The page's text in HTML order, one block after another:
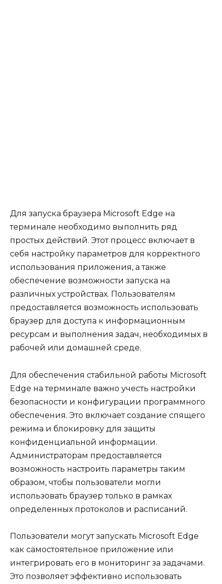
Для запуска браузера Microsoft Edge на
терминале необходимо выполнить ряд
простых действий. Этот процесс включает в
себя настройку параметров для корректного
использования приложения, а также
обеспечение возможности запуска на
различных устройствах. Пользователям
предоставляется возможность использовать
браузер для доступа к информационным
ресурсам и выполнения задач, необходимых в
рабочей или домашней среде.
Для обеспечения стабильной работы Microsoft
Edge на терминале важно учесть настройки
безопасности и конфигурации программного
обеспечения. Это включает создание спящего
режима и блокировку для защиты
конфиденциальной информации.
Администраторам предоставляется
возможность настроить параметры таким
образом, чтобы пользователи могли
использовать браузер только в рамках
определенных протоколов и расписаний.
Пользователи могут запускать Microsoft Edge
как самостоятельное приложение или
интегрировать его в мониторинг за задачами.
Это позволяет эффективно использовать